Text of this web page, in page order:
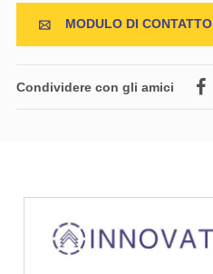
 MODULO DI CONTATTO
Condividere con gli amici